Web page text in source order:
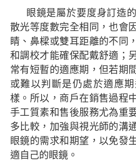
眼鏡是屬於要度身訂造
散光等度數完全相同，也會
睛、鼻樑或雙耳距離的不同
和調校才能確保配戴舒適；
常有短暫的適應期，但若期
或難以判斷是仍處於適應
樣。所以，商戶在銷售過程
手工質素和售後服務尤為重
多比較，加強與視光師的溝
眼鏡的需求和期望，以免發
適自己的眼鏡。